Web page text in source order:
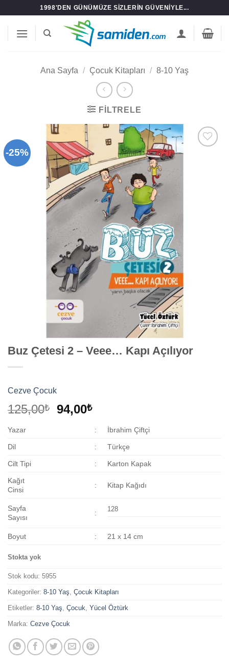
1998'DEN GÜNÜMÜZE SIZLERIN GÜVENIYLE...
Ana Sayfa / Çocuk Kitapları / 8-10 Yaş
FILTRELE
-25%
Buz Çetesi 2 – Veee… Kapı Açılıyor
Cezve Çocuk
125,00₺
Orijinal
125,00₺.
94,00₺Şu
fiyat:
94,00₺.
Yazar : İbrahim Çiftçi
Dil : Türkçe
Cilt Tipi : Karton Kapak
Kağıt
Cinsi
: Kitap Kağıdı
Sayfa
Sayısı
: 128
Boyut : 21 x 14 cm
Stokta yok
Stok kodu: 5955
Kategoriler: 8-10 Yaş Çocuk Kitapları
Etiketler: 8-10 Yaş Çocuk Yücel Öztürk
Marka: Cezve Çocuk